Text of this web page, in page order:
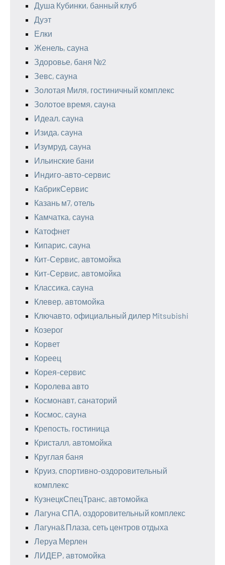
Душа Кубинки, банный клуб
Дуэт
Елки
Женель, сауна
Здоровье, баня №2
Зевс, сауна
Золотая Миля, гостиничный комплекс
Золотое время, сауна
Идеал, сауна
Изида, сауна
Изумруд, сауна
Ильинские бани
Индиго-авто-сервис
КабрикСервис
Казань м7, отель
Камчатка, сауна
Катофнет
Кипарис, сауна
Кит-Сервис, автомойка
Кит-Сервис, автомойка
Классика, сауна
Клевер, автомойка
Ключавто, официальный дилер Mitsubishi
Козерог
Корвет
Кореец
Корея-сервис
Королева авто
Космонавт, санаторий
Космос, сауна
Крепость, гостиница
Кристалл, автомойка
Круглая баня
Круиз, спортивно-оздоровительный
комплекс
КузнецкСпецТранс, автомойка
Лагуна СПА, оздоровительный комплекс
Лагуна&Плаза, сеть центров отдыха
Леруа Мерлен
ЛИДЕР, автомойка